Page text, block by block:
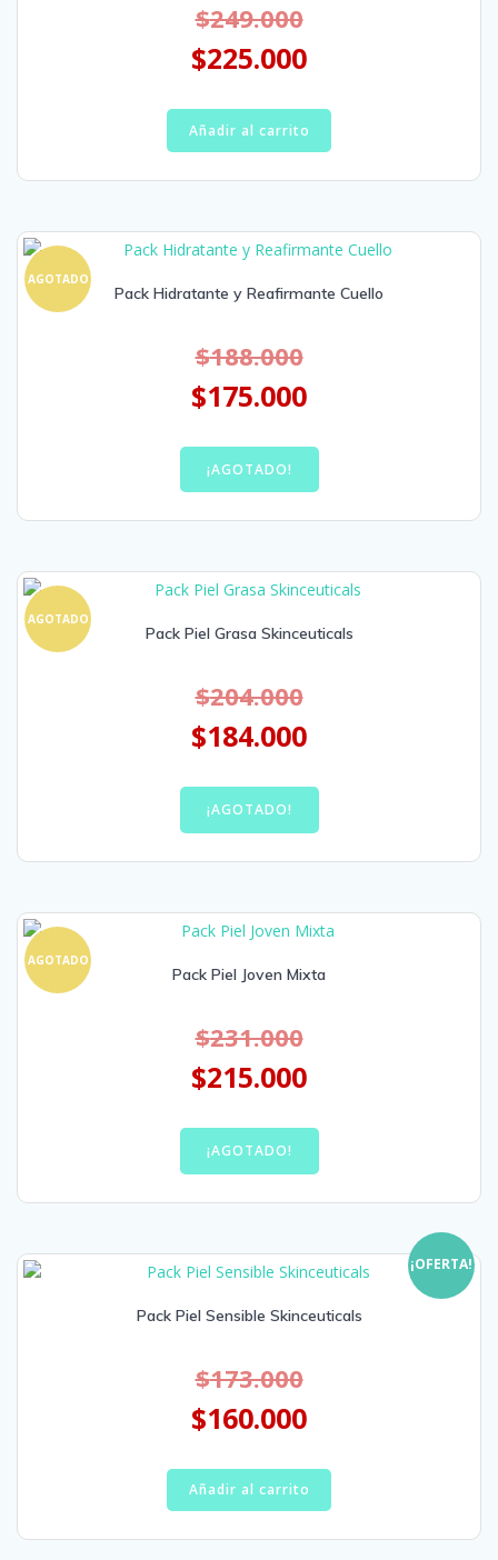
$249.000
$225.000
Añadir al carrito
AGOTADO
Pack Hidratante y Reafirmante Cuello
$188.000
$175.000
¡AGOTADO!
AGOTADO
Pack Piel Grasa Skinceuticals
$204.000
$184.000
¡AGOTADO!
AGOTADO
Pack Piel Joven Mixta
$231.000
$215.000
¡AGOTADO!
¡OFERTA!
Pack Piel Sensible Skinceuticals
$173.000
$160.000
Añadir al carrito